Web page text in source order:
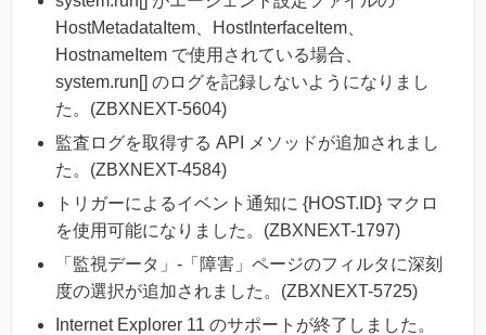
HostMetadataItem、HostInterfaceItem、
HostnameItem で使用されている場合、
system.run[] のログを記録しないようになりまし
た。(ZBXNEXT-5604)
監査ログを取得する API メソッドが追加されまし
た。(ZBXNEXT-4584)
トリガーによるイベント通知に {HOST.ID} マクロ
を使用可能になりました。(ZBXNEXT-1797)
「監視データ」-「障害」ページのフィルタに深刻
度の選択が追加されました。(ZBXNEXT-5725)
Internet Explorer 11 のサポートが終了しました。